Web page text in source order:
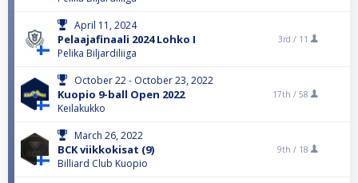
April 11, 2024
Pelaajafinaali 2024 Lohko I
Pelika Biljardiliiga
3rd / 11
October 22 - October 23, 2022
Kuopio 9-ball Open 2022
Keilakukko
17th / 58
March 26, 2022
BCK viikkokisat (9)
Billiard Club Kuopio
9th / 18